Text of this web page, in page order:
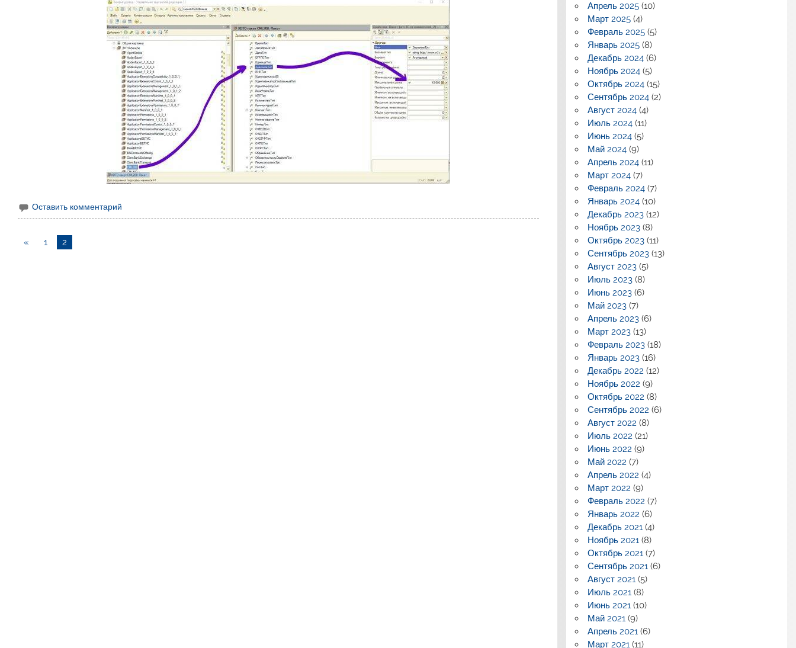
Оставить комментарий
« 1 2
Апрель 2025 (10)
Март 2025 (4)
Февраль 2025 (5)
Январь 2025 (8)
Декабрь 2024 (6)
Ноябрь 2024 (5)
Октябрь 2024 (15)
Сентябрь 2024 (2)
Август 2024 (4)
Июль 2024 (11)
Июнь 2024 (5)
Май 2024 (9)
Апрель 2024 (11)
Март 2024 (7)
Февраль 2024 (7)
Январь 2024 (10)
Декабрь 2023 (12)
Ноябрь 2023 (8)
Октябрь 2023 (11)
Сентябрь 2023 (13)
Август 2023 (5)
Июль 2023 (8)
Июнь 2023 (6)
Май 2023 (7)
Апрель 2023 (6)
Март 2023 (13)
Февраль 2023 (18)
Январь 2023 (16)
Декабрь 2022 (12)
Ноябрь 2022 (9)
Октябрь 2022 (8)
Сентябрь 2022 (6)
Август 2022 (8)
Июль 2022 (21)
Июнь 2022 (9)
Май 2022 (7)
Апрель 2022 (4)
Март 2022 (9)
Февраль 2022 (7)
Январь 2022 (6)
Декабрь 2021 (4)
Ноябрь 2021 (8)
Октябрь 2021 (7)
Сентябрь 2021 (6)
Август 2021 (5)
Июль 2021 (8)
Июнь 2021 (10)
Май 2021 (9)
Апрель 2021 (6)
Март 2021 (11)